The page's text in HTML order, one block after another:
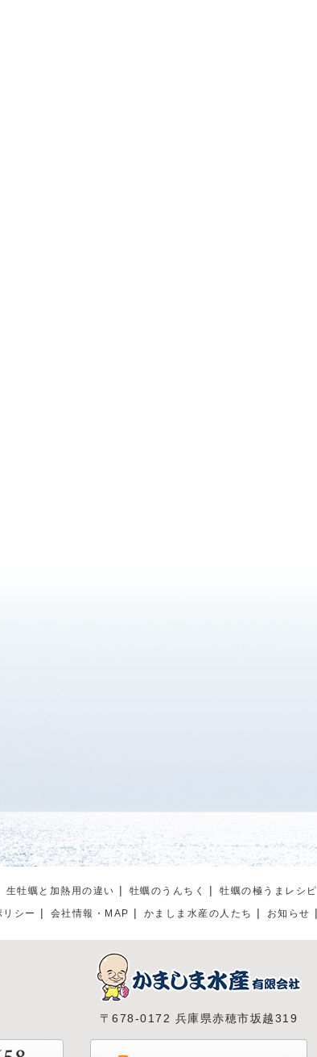
生牡蠣と加熱用の違い 牡蠣のうんちく 牡蠣の極うまレシピ
シー
会社情報・MAP かましま水産の人たち お知らせ
〒678-0172 兵庫県赤穂市坂越319